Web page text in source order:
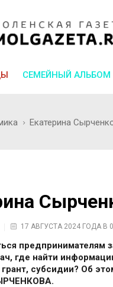
СЕМЕЙНЫЙ
Екатерина
17 АВГУСТА 2024 ГОДА В
предпринимателям
где найти
грант, субсидии? Об